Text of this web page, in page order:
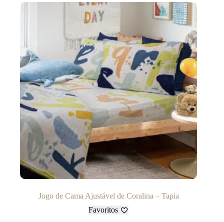
Jogo de Cama Ajustável de Coralina – Tapia
Favoritos